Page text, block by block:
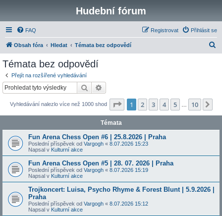
Hudební fórum
FAQ Přihlásit se
Registrovat
Obsah fóra Hledat Témata bez odpovědí
Témata bez odpovědí
Přejít na rozšířené vyhledávání
Hledat
Vyhledávání nalezlo více než 1000 shod Stránka z 10
1 2 3 4 5 10
Témata
Fun Arena Chess Open #6 | 25.8.2026 | Praha
Poslední příspěvek od Vargogh « 8.07.2026 15:23
Napsal v Kulturní akce
Fun Arena Chess Open #5 | 28. 07. 2026 | Praha
Poslední příspěvek od Vargogh « 8.07.2026 15:19
Napsal v Kulturní akce
Trojkoncert: Luisa, Psycho Rhyme & Forest Blunt | 5.9.2026 |
Praha
Poslední příspěvek od Vargogh « 8.07.2026 15:12
Napsal v Kulturní akce